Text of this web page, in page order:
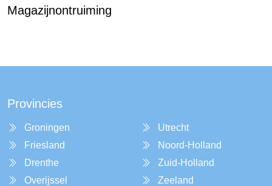
Magazijnontruiming
Provincies
Groningen
Friesland
Drenthe
Overijssel
Utrecht
Noord-Holland
Zuid-Holland
Zeeland